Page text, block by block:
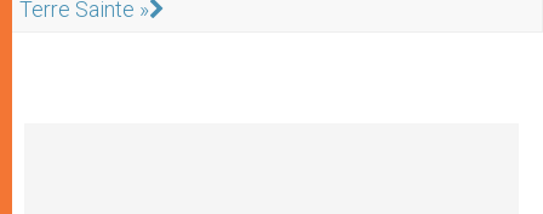
Terre Sainte »